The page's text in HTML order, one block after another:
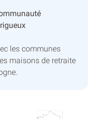
les communes
maisons de retraite